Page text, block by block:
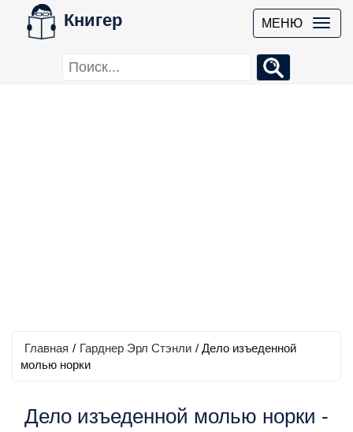
Книгер МЕНЮ
Главная / Гарднер Эрл Стэнли / Дело изъеденной
молью норки
Дело изъеденной молью норки -